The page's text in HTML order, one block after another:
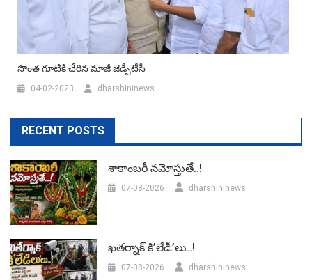
సొంత గూటికి చేరిన మాజీ జెడ్పీటీసీ
04-02-2023 dharshininews
RECENT POSTS
శాకాంబరీ నమోస్తుతే..!
07-08-2026 dharshininews
ఖతర్నాక్ కి’లేడీ’లు..!
07-08-2026 dharshininews